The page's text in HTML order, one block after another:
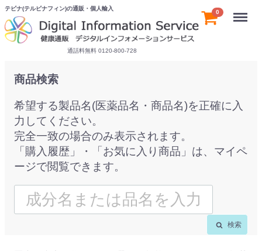
テビナ(テルビナフィン)の通販・個人輸入
通話料無料 0120-800-728
0 Menu
商品検索
希望する製品名(医薬品名・商品名)を正確に入
力してください。
完全一致の場合のみ表示されます。
「購入履歴」・「お気に入り商品」は、マイペ
ージで閲覧できます。
検索